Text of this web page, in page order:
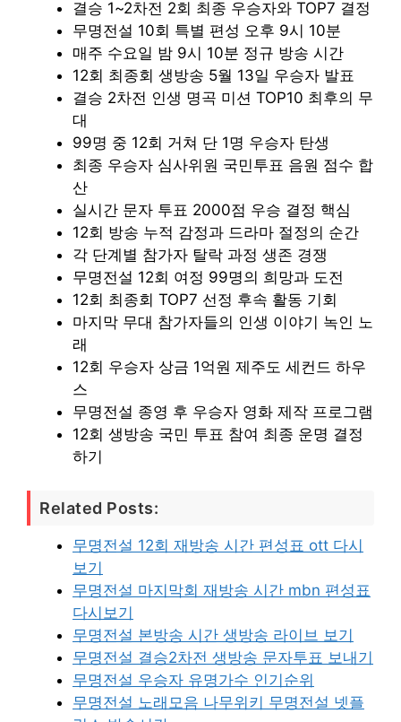
결승 1~2차전 2회 최종 우승자와 TOP7 결정
무명전설 10회 특별 편성 오후 9시 10분
매주 수요일 밤 9시 10분 정규 방송 시간
12회 최종회 생방송 5월 13일 우승자 발표
결승 2차전 인생 명곡 미션 TOP10 최후의 무
대
99명 중 12회 거쳐 단 1명 우승자 탄생
최종 우승자 심사위원 국민투표 음원 점수 합
산
실시간 문자 투표 2000점 우승 결정 핵심
12회 방송 누적 감정과 드라마 절정의 순간
각 단계별 참가자 탈락 과정 생존 경쟁
무명전설 12회 여정 99명의 희망과 도전
12회 최종회 TOP7 선정 후속 활동 기회
마지막 무대 참가자들의 인생 이야기 녹인 노
래
12회 우승자 상금 1억원 제주도 세컨드 하우
스
무명전설 종영 후 우승자 영화 제작 프로그램
12회 생방송 국민 투표 참여 최종 운명 결정
하기
Related Posts:
무명전설 12회 재방송 시간 편성표 ott 다시
보기
무명전설 마지막회 재방송 시간 mbn 편성표
다시보기
무명전설 본방송 시간 생방송 라이브 보기
무명전설 결승2차전 생방송 문자투표 보내기
무명전설 우승자 유명가수 인기순위
무명전설 노래모음 나무위키 무명전설 넷플